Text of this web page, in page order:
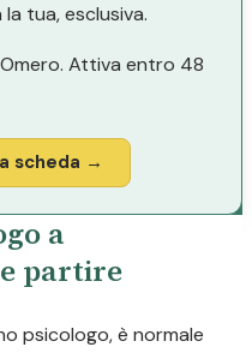
tua, esclusiva.
Attiva entro 48
scheda →
a
partire
psicologo, è normale